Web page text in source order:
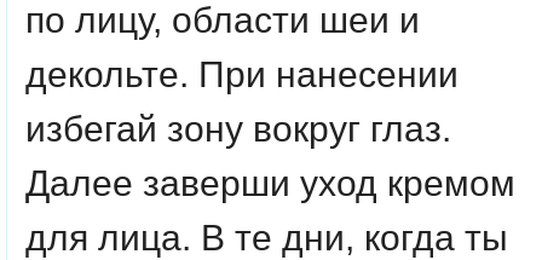
по лицу, области шеи и
декольте. При нанесении
избегай зону вокруг глаз.
Далее заверши уход кремом
для лица. В те дни, когда ты